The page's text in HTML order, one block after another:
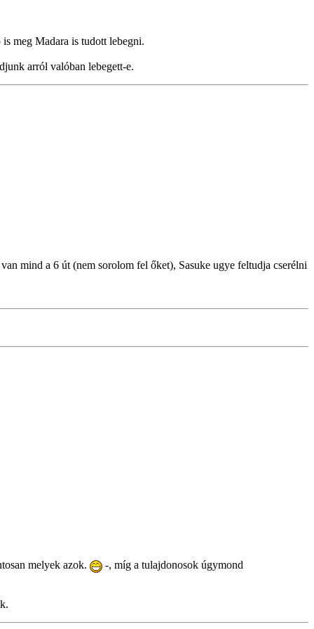
meg Madara is tudott lebegni.
arról valóban lebegett-e.
mind a 6 út (nem sorolom fel őket), Sasuke ugye feltudja cserélni
melyek azok. -, míg a tulajdonosok úgymond